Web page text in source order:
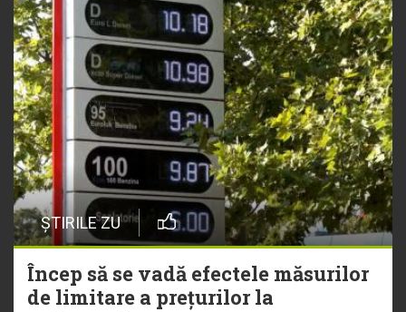
ȘTIRILE ZU
Încep să se vadă efectele măsurilor
de limitare a prețurilor la